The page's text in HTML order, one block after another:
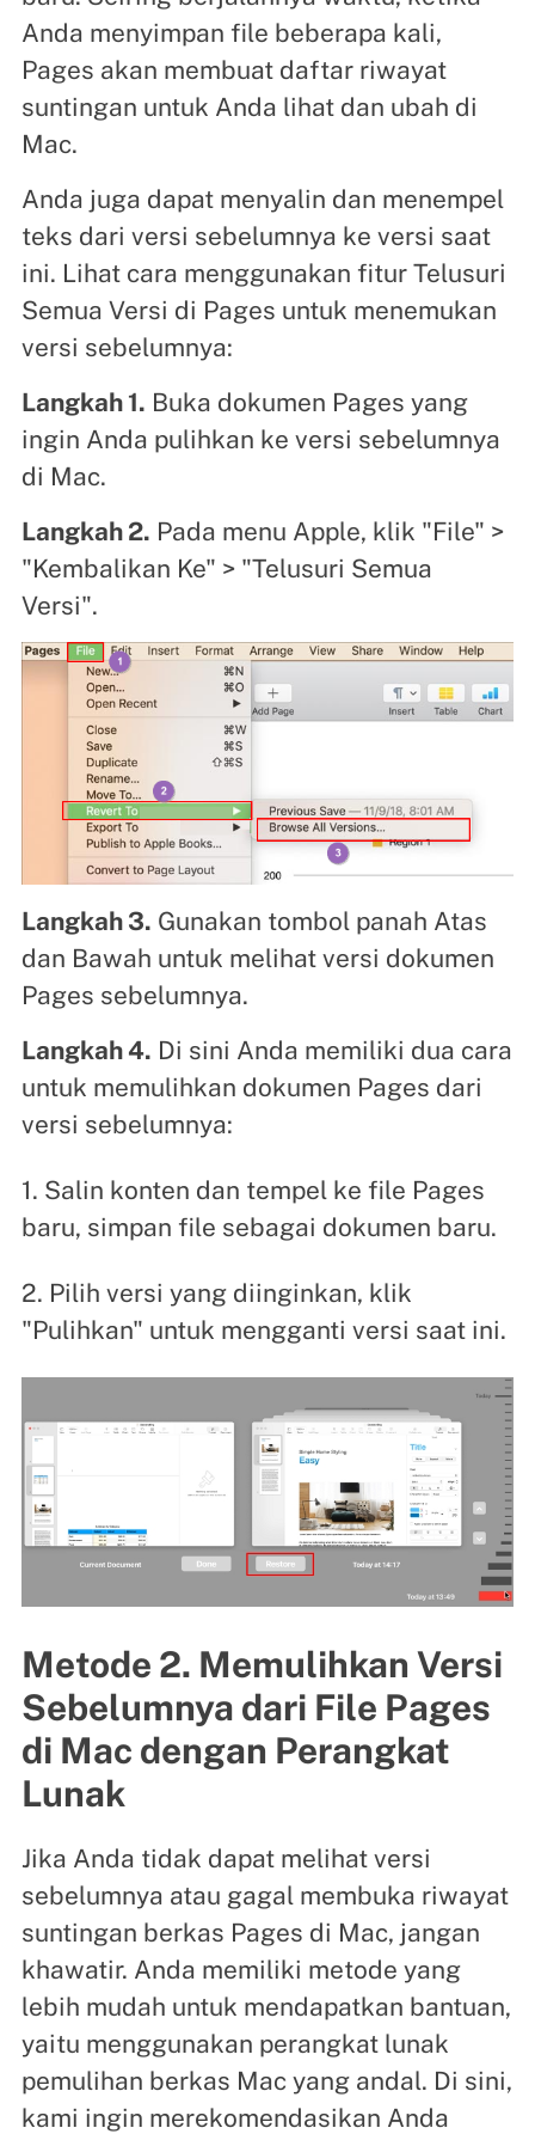
Anda menyimpan file beberapa kali,
Pages akan membuat daftar riwayat
suntingan untuk Anda lihat dan ubah di
Mac.
Anda juga dapat menyalin dan menempel
teks dari versi sebelumnya ke versi saat
ini. Lihat cara menggunakan fitur Telusuri
Semua Versi di Pages untuk menemukan
versi sebelumnya:
Langkah 1. Buka dokumen Pages yang
ingin Anda pulihkan ke versi sebelumnya
di Mac.
Langkah 2. Pada menu Apple, klik "File" >
"Kembalikan Ke" > "Telusuri Semua
Versi".
Langkah 3. Gunakan tombol panah Atas
dan Bawah untuk melihat versi dokumen
Pages sebelumnya.
Langkah 4. Di sini Anda memiliki dua cara
untuk memulihkan dokumen Pages dari
versi sebelumnya:
1. Salin konten dan tempel ke file Pages
baru, simpan file sebagai dokumen baru.
2. Pilih versi yang diinginkan, klik
"Pulihkan" untuk mengganti versi saat ini.
Metode 2. Memulihkan Versi
Sebelumnya dari File Pages
di Mac dengan Perangkat
Lunak
Jika Anda tidak dapat melihat versi
sebelumnya atau gagal membuka riwayat
suntingan berkas Pages di Mac, jangan
khawatir. Anda memiliki metode yang
lebih mudah untuk mendapatkan bantuan,
yaitu menggunakan perangkat lunak
pemulihan berkas Mac yang andal. Di sini,
kami ingin merekomendasikan Anda